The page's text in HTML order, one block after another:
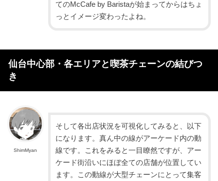
てのMcCafe by Baristaが始まってからはちょ
っとイメージ変わったよね。
仙台中心部・各エリアと喫茶チェーンの結びつ
き
ShimMyan
そして各出店状況を可視化してみると、以下
になります。真ん中の線がアーケード内の動
線です。これをみると一目瞭然ですが、アー
ケード街沿いにほぼ全ての店舗が位置してい
ます。この動線が大型チェーンにとって集客